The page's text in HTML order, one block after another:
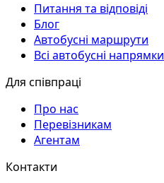
Питання та відповіді
Блог
Автобусні маршрути
Всі автобусні напрямки
Для співпраці
Про нас
Перевізникам
Агентам
Контакти